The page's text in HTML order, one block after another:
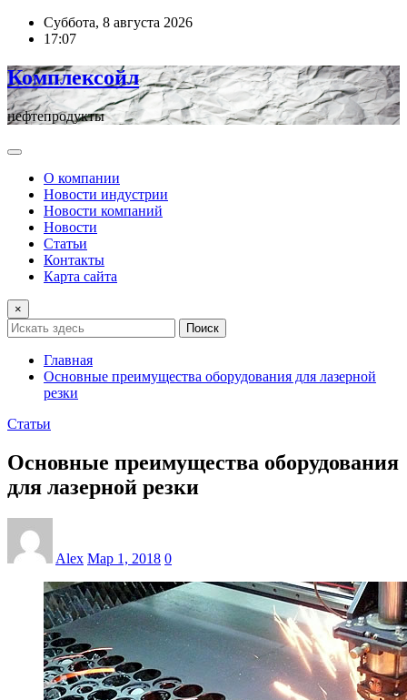
ПерейтиСуббота, 8 августа 2026
17:07
Комплексойл
нефтепродукты
О компании
Новости индустрии
Новости компаний
Новости
Статьи
Контакты
Карта сайта
×
Поиск
Главная
Основные преимущества оборудования для лазерной
резки
Статьи
Основные преимущества оборудования
для лазерной резки
Alex Мар 1, 2018 0